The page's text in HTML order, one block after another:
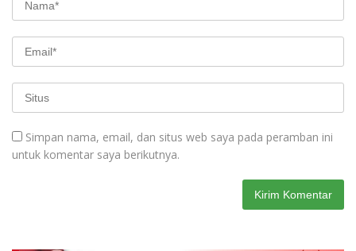
Simpan nama, email, dan situs web saya pada peramban ini
untuk komentar saya berikutnya.